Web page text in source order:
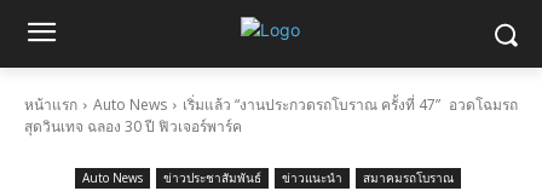
หน้าแรก Auto News
เริ่มแล้ว “งานประกวดรถโบราณ ครั้งที่ 47” อวดโฉมรถ
สุดวินเทจ ฉลอง 30 ปี ฟิวเจอร์พาร์ค
Auto News ข่าวประชาสัมพันธ์ ข่าวแนะนำ สมาคมรถโบราณ